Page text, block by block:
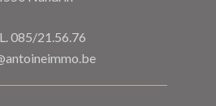
085/21.56.76